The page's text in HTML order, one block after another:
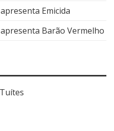
Emicida
Barão Vermelho